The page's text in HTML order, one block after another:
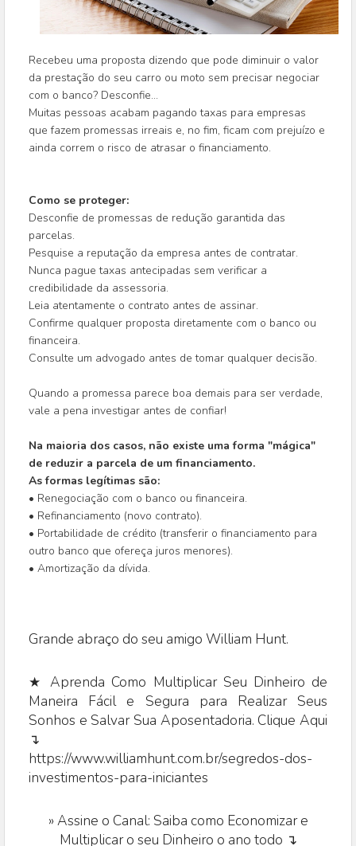
Recebeu uma proposta dizendo que pode diminuir o valor
da prestação do seu carro ou moto sem precisar negociar
com o banco? Desconfie...
Muitas pessoas acabam pagando taxas para empresas
que fazem promessas irreais e, no fim, ficam com prejuízo e
ainda correm o risco de atrasar o financiamento.
Como se proteger:
Desconfie de promessas de redução garantida das
parcelas.
Pesquise a reputação da empresa antes de contratar.
Nunca pague taxas antecipadas sem verificar a
credibilidade da assessoria.
Leia atentamente o contrato antes de assinar.
Confirme qualquer proposta diretamente com o banco ou
financeira.
Consulte um advogado antes de tomar qualquer decisão.
Quando a promessa parece boa demais para ser verdade,
vale a pena investigar antes de confiar!
Na maioria dos casos, não existe uma forma "mágica"
de reduzir a parcela de um financiamento.
As formas legítimas são:
• Renegociação com o banco ou financeira.
• Refinanciamento (novo contrato).
• Portabilidade de crédito (transferir o financiamento para
outro banco que ofereça juros menores).
• Amortização da dívida.
Grande abraço do seu amigo William Hunt.
★ Aprenda Como Multiplicar Seu Dinheiro de
Maneira Fácil e Segura para Realizar Seus
Sonhos e Salvar Sua Aposentadoria. Clique Aqui
↴
https://www.williamhunt.com.br/segredos-dos-
investimentos-para-iniciantes
»Assine o Canal: Saiba como Economizar e
Multiplicar o seu Dinheiro o ano todo ↴